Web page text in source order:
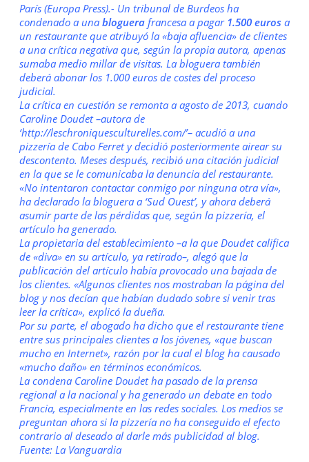
París (Europa Press).- Un tribunal de Burdeos ha
condenado a una bloguera francesa a pagar 1.500 euros a
un restaurante que atribuyó la «baja afluencia» de clientes
a una crítica negativa que, según la propia autora, apenas
sumaba medio millar de visitas. La bloguera también
deberá abonar los 1.000 euros de costes del proceso
judicial.
La crítica en cuestión se remonta a agosto de 2013, cuando
Caroline Doudet –autora de
‘http://leschroniquesculturelles.com/’– acudió a una
pizzería de Cabo Ferret y decidió posteriormente airear su
descontento. Meses después, recibió una citación judicial
en la que se le comunicaba la denuncia del restaurante.
«No intentaron contactar conmigo por ninguna otra vía»,
ha declarado la bloguera a ‘Sud Ouest’, y ahora deberá
asumir parte de las pérdidas que, según la pizzería, el
artículo ha generado.
La propietaria del establecimiento –a la que Doudet califica
de «diva» en su artículo, ya retirado–, alegó que la
publicación del artículo había provocado una bajada de
los clientes. «Algunos clientes nos mostraban la página del
blog y nos decían que habían dudado sobre si venir tras
leer la crítica», explicó la dueña.
Por su parte, el abogado ha dicho que el restaurante tiene
entre sus principales clientes a los jóvenes, «que buscan
mucho en Internet», razón por la cual el blog ha causado
«mucho daño» en términos económicos.
La condena Caroline Doudet ha pasado de la prensa
regional a la nacional y ha generado un debate en todo
Francia, especialmente en las redes sociales. Los medios se
preguntan ahora si la pizzería no ha conseguido el efecto
contrario al deseado al darle más publicidad al blog.
Fuente: La Vanguardia